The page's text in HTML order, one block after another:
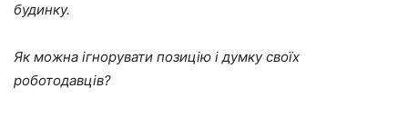
будинку.
Як можна ігнорувати позицію і думку своїх
роботодавців?